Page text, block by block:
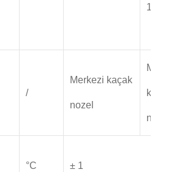
150°C
/
Merkezi kaçak
nozel
kaçak
nozel
°C ± 1